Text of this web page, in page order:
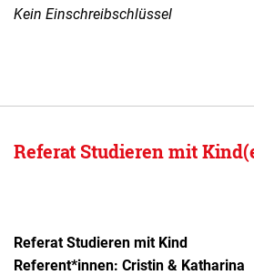
Kein Einschreibschlüssel
Referat Studieren mit
Referat Studieren mit Kind
Referent*innen: Cristin & Katharina